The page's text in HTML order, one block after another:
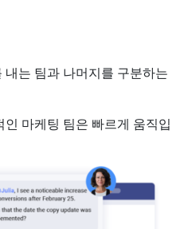
는 팀과 나머지를 구분하는
마케팅 팀은 빠르게 움직입